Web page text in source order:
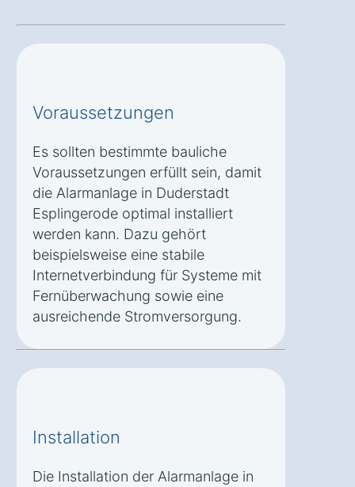
Voraussetzungen
Es sollten bestimmte bauliche
Voraussetzungen erfüllt sein, damit
die Alarmanlage in Duderstadt
Esplingerode optimal installiert
werden kann. Dazu gehört
beispielsweise eine stabile
Internetverbindung für Systeme mit
Fernüberwachung sowie eine
ausreichende Stromversorgung.
Installation
Die Installation der Alarmanlage in